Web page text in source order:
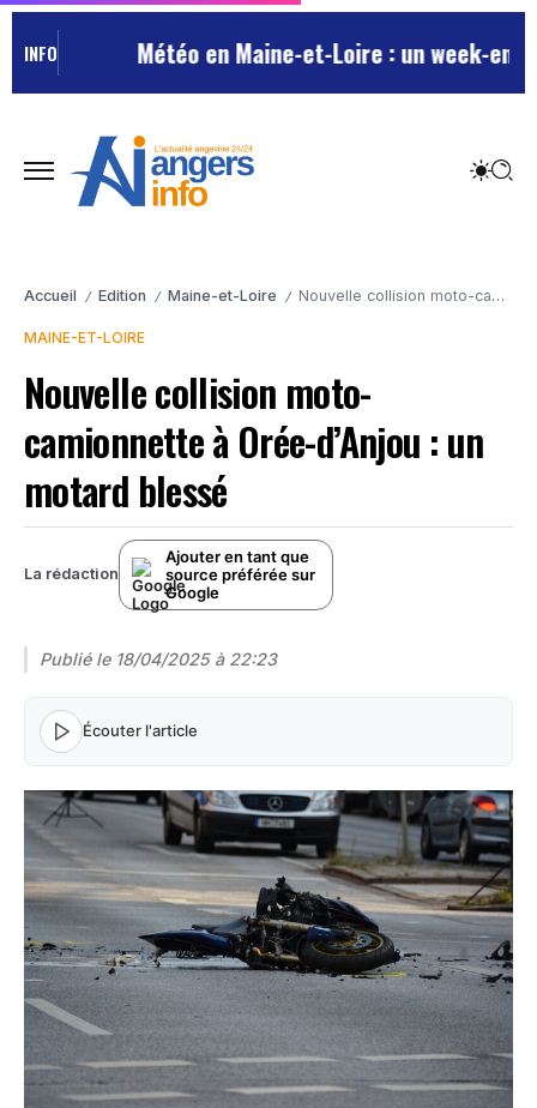
INFO Météo en Maine-et-Loire : un week-end
Accueil / Edition / Maine-et-Loire / Nouvelle collision moto-camionnette à Orée-d’Anjou : un motard blessé
MAINE-ET-LOIRE
Nouvelle collision moto-
camionnette à Orée-d’Anjou : un
motard blessé
La rédaction
Ajouter en tant que
source préférée sur
Google
Publié le 18/04/2025 à 22:23
Écouter l'article